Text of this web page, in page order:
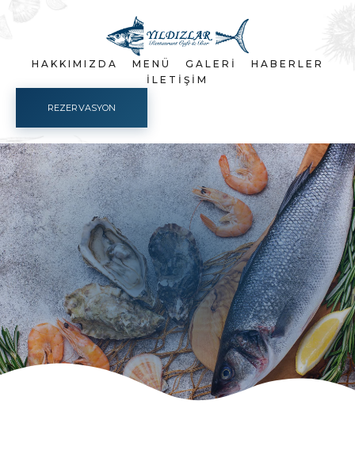
HAKKIMIZDA MENÜ GALERI
HABERLER
İLETIŞIM
REZERVASYON